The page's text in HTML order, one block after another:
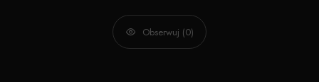
Obserwuj (0)